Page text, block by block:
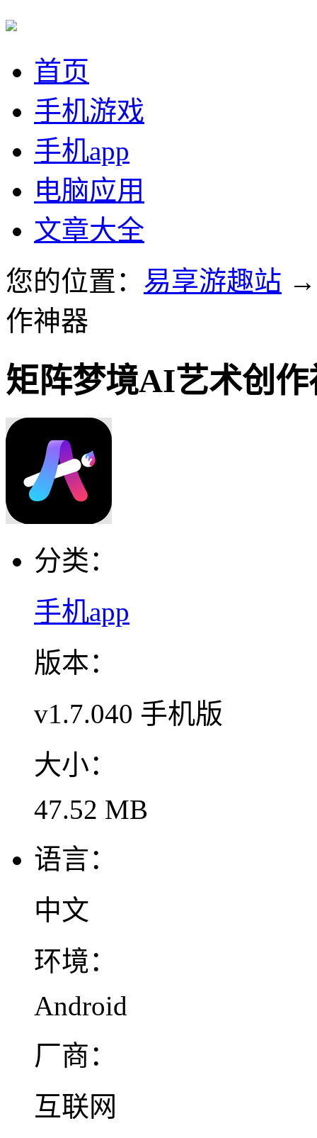
首页
手机游戏
手机app
电脑应用
文章大全
您的位置： 易享游趣站
作神器
矩阵梦境AI艺术创作
分类：
手机app
版本：
v1.7.040 手机版
大小：
47.52 MB
语言：
中文
环境：
Android
厂商：
互联网